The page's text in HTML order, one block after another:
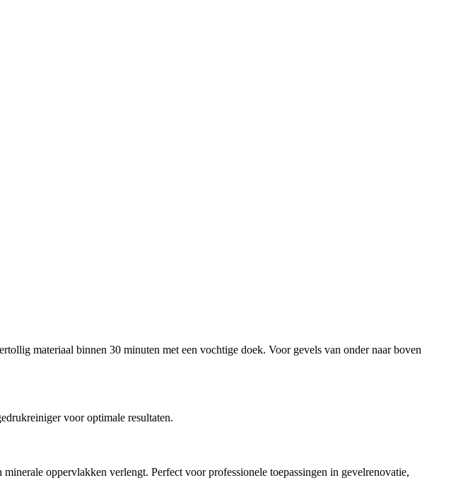
materiaal binnen 30 minuten met een vochtige doek. Voor gevels van onder naar boven
voor optimale resultaten.
oppervlakken verlengt. Perfect voor professionele toepassingen in gevelrenovatie,